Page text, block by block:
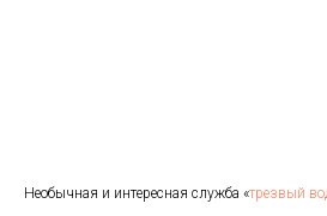
Необычная и интересная служба «трезвый